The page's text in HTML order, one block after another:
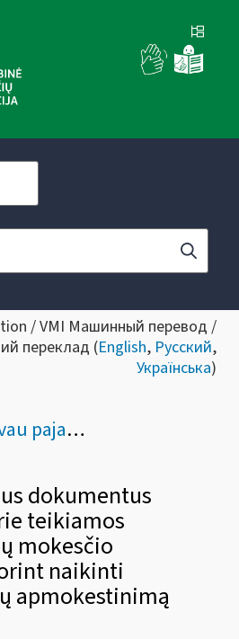
/ VMI Машинный перевод /
переклад (English, Русский,
Українська)
užsienyje
dokumentus
teikiamos
mokesčio
naikinti
apmokestinimą